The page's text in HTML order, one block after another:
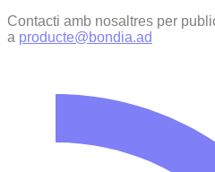
Contacti amb nosaltres per
a producte@bondia.ad